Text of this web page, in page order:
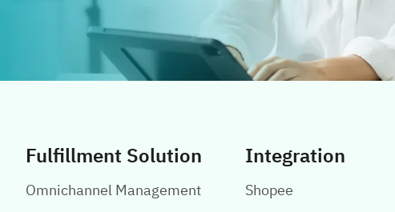
Fulfillment Solution
Omnichannel Management
Integration
Shopee